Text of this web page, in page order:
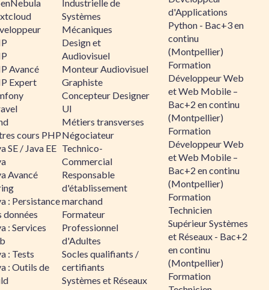
Avancé
Expert
cours PHP
SE / Java EE
Avancé
: Persistance
données
: Services
: Tests
: Outils de
Industrielle de
Systèmes
Mécaniques
Design et
Audiovisuel
Monteur Audiovisuel
Graphiste
Concepteur Designer
UI
Métiers transverses
Négociateur
Technico-
Commercial
Responsable
d'établissement
marchand
Formateur
Professionnel
d'Adultes
Socles qualifiants /
certifiants
Systèmes et Réseaux
d'Applications
Python - Bac+3 en
continu
(Montpellier)
Formation
Développeur Web
et Web Mobile –
Bac+2 en continu
(Montpellier)
Formation
Développeur Web
et Web Mobile –
Bac+2 en continu
(Montpellier)
Formation
Technicien
Supérieur Systèmes
et Réseaux - Bac+2
en continu
(Montpellier)
Formation